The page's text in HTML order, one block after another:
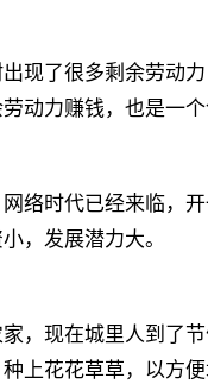
现了很多剩余劳动
动力赚钱，也是一个
络时代已经来临，
，发展潜力大。
，现在城里人到了
上花花草草，以方